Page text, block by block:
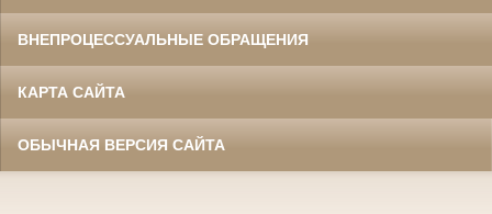
ВНЕПРОЦЕССУАЛЬНЫЕ ОБРАЩЕНИЯ
КАРТА САЙТА
ОБЫЧНАЯ ВЕРСИЯ САЙТА